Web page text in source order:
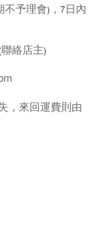
不予理會) ， 7日內
(聯絡店主)
，來回運費則由